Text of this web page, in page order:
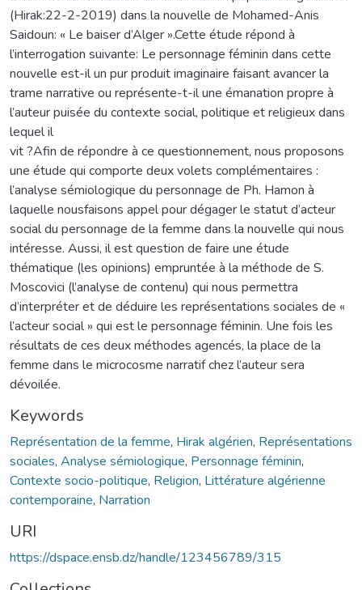
(Hirak:22-2-2019) dans la nouvelle de Mohamed-Anis
Saidoun: « Le baiser d’Alger ».Cette étude répond à
l’interrogation suivante: Le personnage féminin dans cette
nouvelle est-il un pur produit imaginaire faisant avancer la
trame narrative ou représente-t-il une émanation propre à
l’auteur puisée du contexte social, politique et religieux dans
lequel il
vit ?Afin de répondre à ce questionnement, nous proposons
une étude qui comporte deux volets complémentaires :
l’analyse sémiologique du personnage de Ph. Hamon à
laquelle nousfaisons appel pour dégager le statut d’acteur
social du personnage de la femme dans la nouvelle qui nous
intéresse. Aussi, il est question de faire une étude
thématique (les opinions) empruntée à la méthode de S.
Moscovici (l’analyse de contenu) qui nous permettra
d’interpréter et de déduire les représentations sociales de «
l’acteur social » qui est le personnage féminin. Une fois les
résultats de ces deux méthodes agencés, la place de la
femme dans le microcosme narratif chez l’auteur sera
dévoilée.
Keywords
Représentation de la femme, Hirak algérien, Représentations
sociales, Analyse sémiologique, Personnage féminin,
Contexte socio-politique, Religion, Littérature algérienne
contemporaine, Narration
URI
https://dspace.ensb.dz/handle/123456789/315